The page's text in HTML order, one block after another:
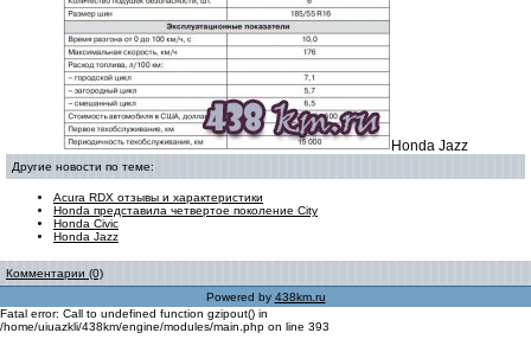
Honda Jazz
Другие новости по теме:
Acura RDX отзывы и характеристики
Honda представила четвертое поколение City
Honda Civic
Honda Jazz
Комментарии (0)
Powered by 438km.ru
Fatal error: Call to undefined function gzipout() in
/home/uiuazkli/438km/engine/modules/main.php on line 393